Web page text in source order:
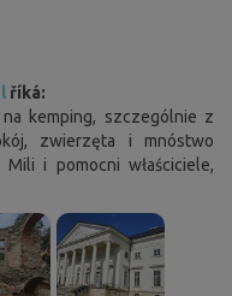
říká:
kemping, szczególnie z
zwierzęta i mnóstwo
i pomocni właściciele,